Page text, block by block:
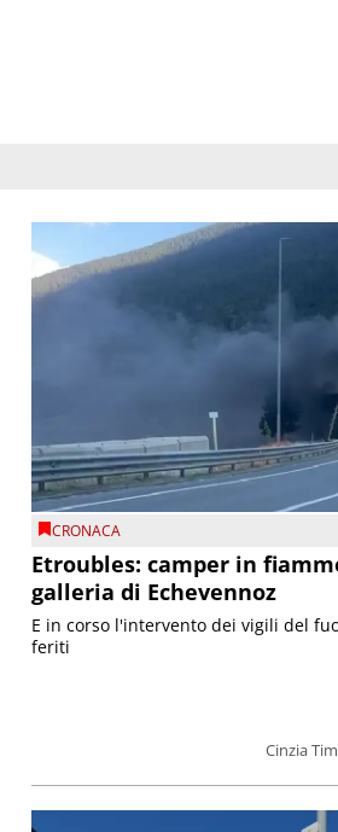
CRONACA
Etroubles: camper in
galleria di Echevennoz
Cinzia
E in corso l'intervento dei vigili del
feriti